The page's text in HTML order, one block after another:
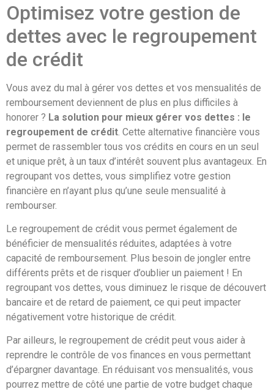
Optimisez votre gestion de
dettes avec le regroupement
de crédit
Vous avez du mal à gérer vos dettes et vos mensualités de
remboursement deviennent de plus en plus difficiles à
honorer ? La solution pour mieux gérer vos dettes : le
regroupement de crédit . Cette alternative financière vous
permet de rassembler tous vos crédits en cours en un seul
et unique prêt, à un taux d’intérêt souvent plus avantageux. En
regroupant vos dettes, vous simplifiez votre gestion
financière en n’ayant plus qu’une seule mensualité à
rembourser.
Le regroupement de crédit vous permet également de
bénéficier de mensualités réduites, adaptées à votre
capacité de remboursement. Plus besoin de jongler entre
différents prêts et de risquer d’oublier un paiement ! En
regroupant vos dettes, vous diminuez le risque de découvert
bancaire et de retard de paiement, ce qui peut impacter
négativement votre historique de crédit.
Par ailleurs, le regroupement de crédit peut vous aider à
reprendre le contrôle de vos finances en vous permettant
d’épargner davantage. En réduisant vos mensualités, vous
pourrez mettre de côté une partie de votre budget chaque